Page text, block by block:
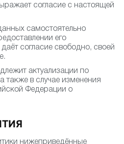
согласие с настоящей
самостоятельно
его
согласие свободно, своей
актуализации по
также в случае изменения
Федерации о
нижеприведённые